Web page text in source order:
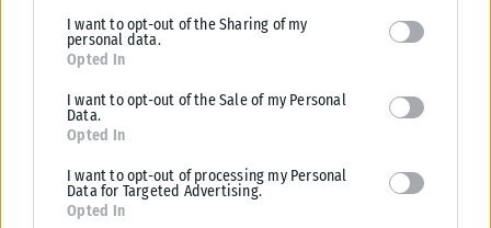
deny consent to Google and its third-party tags to use your data
for below specified purposes in below Google consent section.
I want to opt-out of the Sharing of my
personal data.
Opted In
I want to opt-out of the Sale of my Personal
Data.
Opted In
I want to opt-out of processing my Personal
Data for Targeted Advertising.
Opted In
Για εργαζόμενους με σχέση εξαρτημένης εργασίας στον
ιδιωτικό τομέα που ανήκουν σε ομάδες υψηλού κινδύνου
(πίνακας Παραρτήματος 2 της υπ’ αριθμ. 34666/03.06.2024
εγκυκλίου) και ειδικά στις περιπτώσεις έκθεσής τους σε
επιβαρυντικές συνθήκες στις περιοχές της παραγράφου Β
από τις επιχειρήσεις ώστε να δίνεται η δυνατότητα να
εργάζονται με εξ αποστάσεως εργασία εφόσον είναι εφικτό